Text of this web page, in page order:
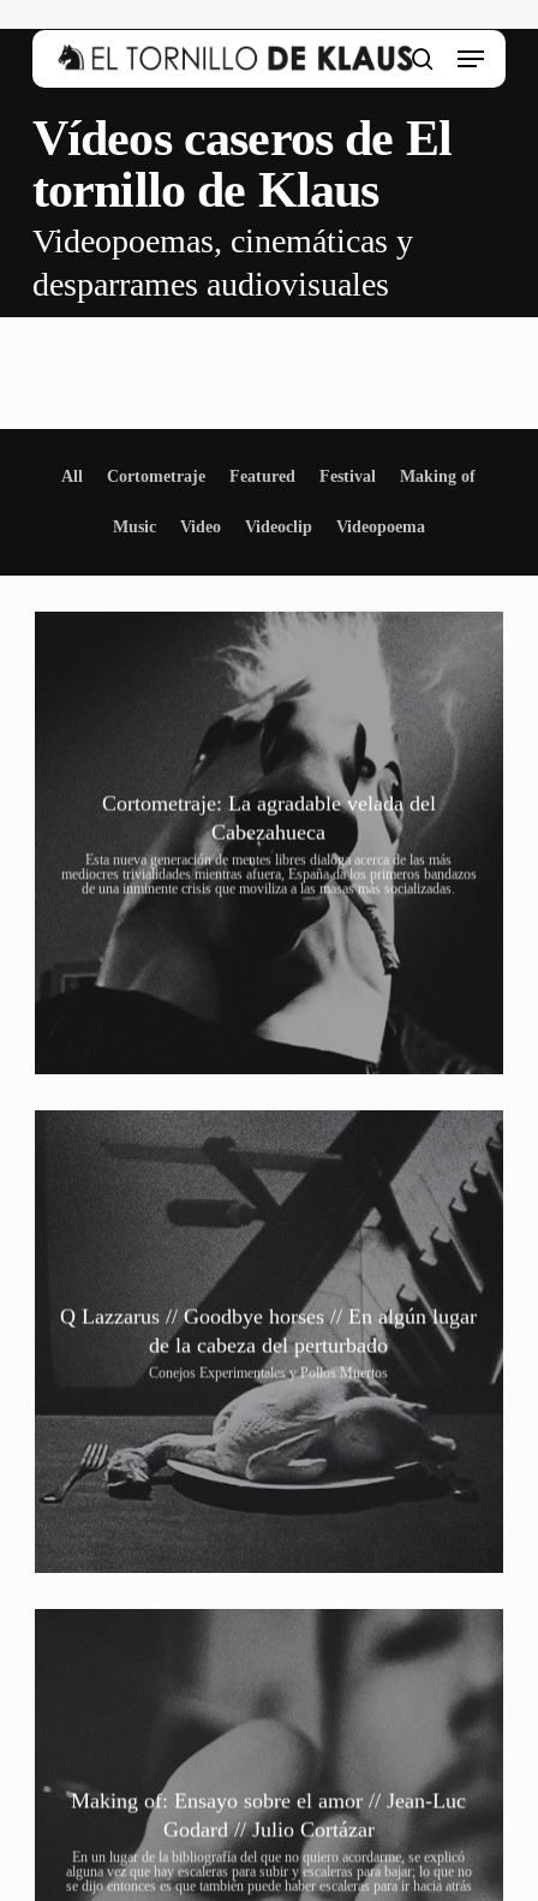
search
Menu
Vídeos caseros de El
tornillo de Klaus
Videopoemas, cinemáticas y
desparrames audiovisuales
All Cortometraje Featured Festival Making of
Music Video Videoclip Videopoema
Cortometraje: La agradable velada del
Cabezahueca
Esta nueva generación de mentes libres dialoga acerca de las más
mediocres trivialidades mientras afuera, España da los primeros bandazos
de una inminente crisis que moviliza a las masas más socializadas.
Q Lazzarus // Goodbye horses // En algún lugar
de la cabeza del perturbado
Conejos Experimentales y Pollos Muertos
Making of: Ensayo sobre el amor // Jean-Luc
Godard // Julio Cortázar
En un lugar de la bibliografía del que no quiero acordarme, se explicó
alguna vez que hay escaleras para subir y escaleras para bajar; lo que no
se dijo entonces es que también puede haber escaleras para ir hacia atrás